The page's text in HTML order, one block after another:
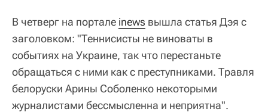
В четверг на портале inews вышла статья Дэя с
заголовком: "Теннисисты не виноваты в
событиях на Украине, так что перестаньте
обращаться с ними как с преступниками. Травля
белоруски Арины Соболенко некоторыми
журналистами бессмысленна и неприятна".